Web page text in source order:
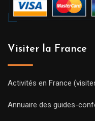
Visiter la France
Activités en France
Annuaire des guides-